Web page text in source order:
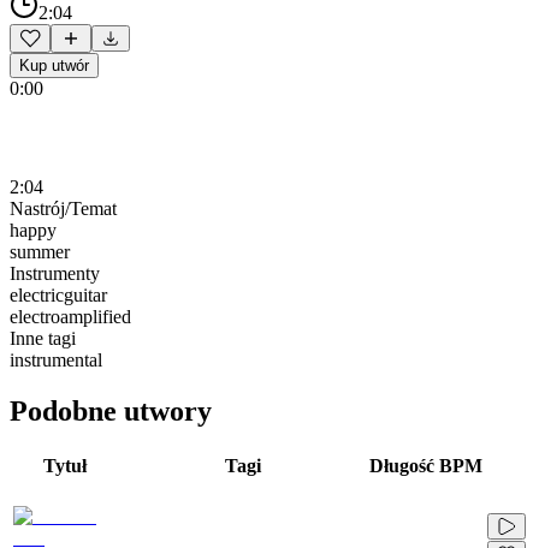
2:04
Kup utwór
0:00
2:04
Nastrój/Temat
happy
summer
Instrumenty
electricguitar
electroamplified
Inne tagi
instrumental
Podobne utwory
Tytuł Tagi Długość BPM